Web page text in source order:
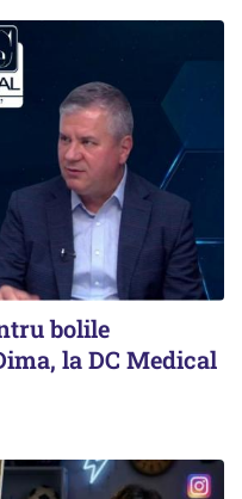
bolile
la DC Medical